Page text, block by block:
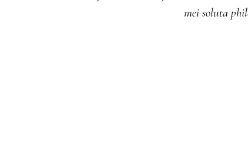
mei soluta